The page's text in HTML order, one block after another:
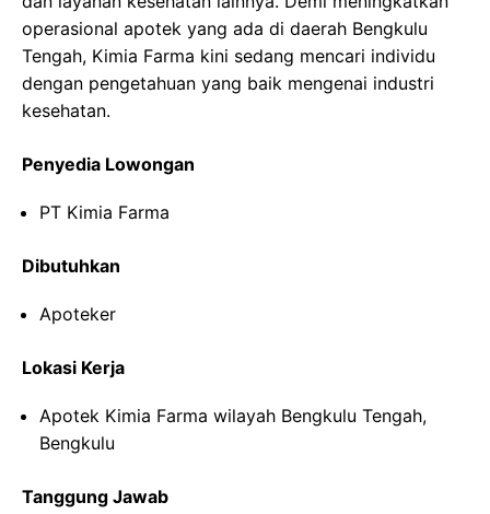
operasional apotek yang ada di daerah Bengkulu
Tengah, Kimia Farma kini sedang mencari individu
dengan pengetahuan yang baik mengenai industri
kesehatan.
Penyedia Lowongan
PT Kimia Farma
Dibutuhkan
Apoteker
Lokasi Kerja
Apotek Kimia Farma wilayah Bengkulu Tengah,
Bengkulu
Tanggung Jawab